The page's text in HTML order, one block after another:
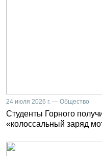
24 июля 2026 г. — Общество
Студенты Горного
«колоссальный заряд